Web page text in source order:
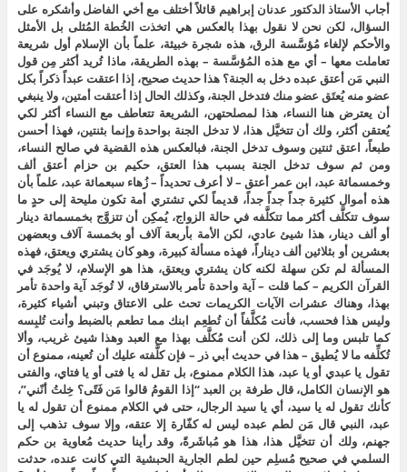
أجاب الأستاذ الدكتور عدنان إبراهيم قائلاً أختلف مع أخي الفاضل وأشكره على
السؤال، لكن نحن لا نقول بهذا بالعكس هي اتخذت الخُطة المُثلى بل الأمثل
والأحكم لإلغاء مُؤسَّسة الرق، هذه شجرة خبيثة، علماً بأن الإسلام أول شريعة
تعاملت معها – أي مع هذه المُؤسَّسة – بهذه الطريقة، ماذا تُريد أكثر مِن قول
النبي مَن أعتق عبده دخل به الجنة؟ هذا حديث صحيح، إذا اعتقت عبداً ذكراً بكل
عضو منه يُعتَق عضو منك فتدخل الجنة، وكذلك الحال إذا أعتقت أمتين، ولا ينبغي
أن يعترض هنا النساء، هذا لمصلحتهن، الشريعة تتعاطف مع النساء أكثر لكي
يُعتقن أكثر، ولك أن تتخيَّل هذا، لا تدخل الجنة بواحدة وإنما بثنتين، فهذا أحسن
طبعاً، اعتق ثنتين وسوف تدخل الجنة، فبالعكس هذه القضية في صالح النساء،
ومن ثم سوف تدخل الجنة بسبب هذا العتق، حكيم بن حزام أعتق ألف
وخمسمائة عبد، ابن عمر أعتق – لا أعرف تحديداً – زُهاء سبعمائة عبد، علماً بأن
هذه أموال كثيرة جداً جداً جداً، قديماً لكي تشتري أمة تكون مليحة إلى حدٍ ما
سوف تتكلَّف أكثر مما تتكلَّفه في حالة الزواج، يُمكِن أن تتزوَّج بخمسمائة دينار
أو ألف دينار، هذا شيئ عادي، لكن الأمة بأربعة آلاف أو بخمسة آلاف وبعضهن
بعشرين أو بثلاثين ألف ديناراً، فهذه مسألة كبيرة، وهو كان يشتري ويعتق، فهذه
المسألة لم تكن سهلة لكنه كان يشتري ويعتق، هذا هو الإسلام، لا يُوجَد في
القرآن الكريم – كما قلت – آية واحدة تأمر بالاسترقاق، لا تُوجَد آية واحدة تأمر
بهذا، وهناك عشرات الآيات الكريمات تحث على الاعتاق وتبني أشياء كثيرة،
وليس هذا فحسب، فأنت مُكلَّفاً أن تُطعِم ابنك مما تطعم بالضبط وأنت تُلبِسه
كما تلبس وما إلى ذلك، لكن أنت مُكلَّف بهذا مع العبد وهذا شيئ غريب، وألا
تُكلِّفه ما لا يُطيق – هذا في حديث أبي ذر – فإن كلَّفته عليك أن تُعينه، ممنوع أن
تقول يا عبدي أو يا عبد، هذا الكلام ممنوع، بل تقل له يا فتى أو يا فتاي، والفتى
هو الإنسان الكامل، قال طرفة بن العبد “إذا القومُ قالوا مَن فَتًى؟ خِلتُ أنّني”،
كأنك تقول له يا سيد، أي يا سيد الرجال، حتى في الكلام ممنوع أن تقول له يا
عبد، النبي قال مَن لطم عبده ليس له كفّارة إلا عتقه، وإلا سوف تذهب إلى
جهنم، ولك أن تتخيَّل هذا، هذا هو مُباشَرةً، وقد رأينا حديث مُعاوية بن حكم
السلمي في صحيح مُسلِم حين لطم الجارية الحبشية التي كانت عنده، حدثت